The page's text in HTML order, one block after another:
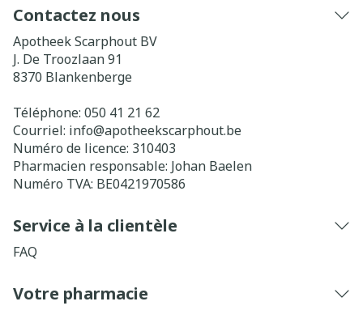
Contactez nous
Apotheek Scarphout BV
J. De Troozlaan 91
8370 Blankenberge
Téléphone: 050 41 21 62
Courriel: info@apotheekscarphout.be
Numéro de licence: 310403
Pharmacien responsable: Johan Baelen
Numéro TVA: BE0421970586
Service à la clientèle
FAQ
Votre pharmacie